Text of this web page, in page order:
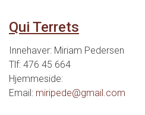
Qui Terrets
Innehaver: Miriam Pedersen
Tlf: 476 45 664
Hjemmeside:
Email: miripede@gmail.com